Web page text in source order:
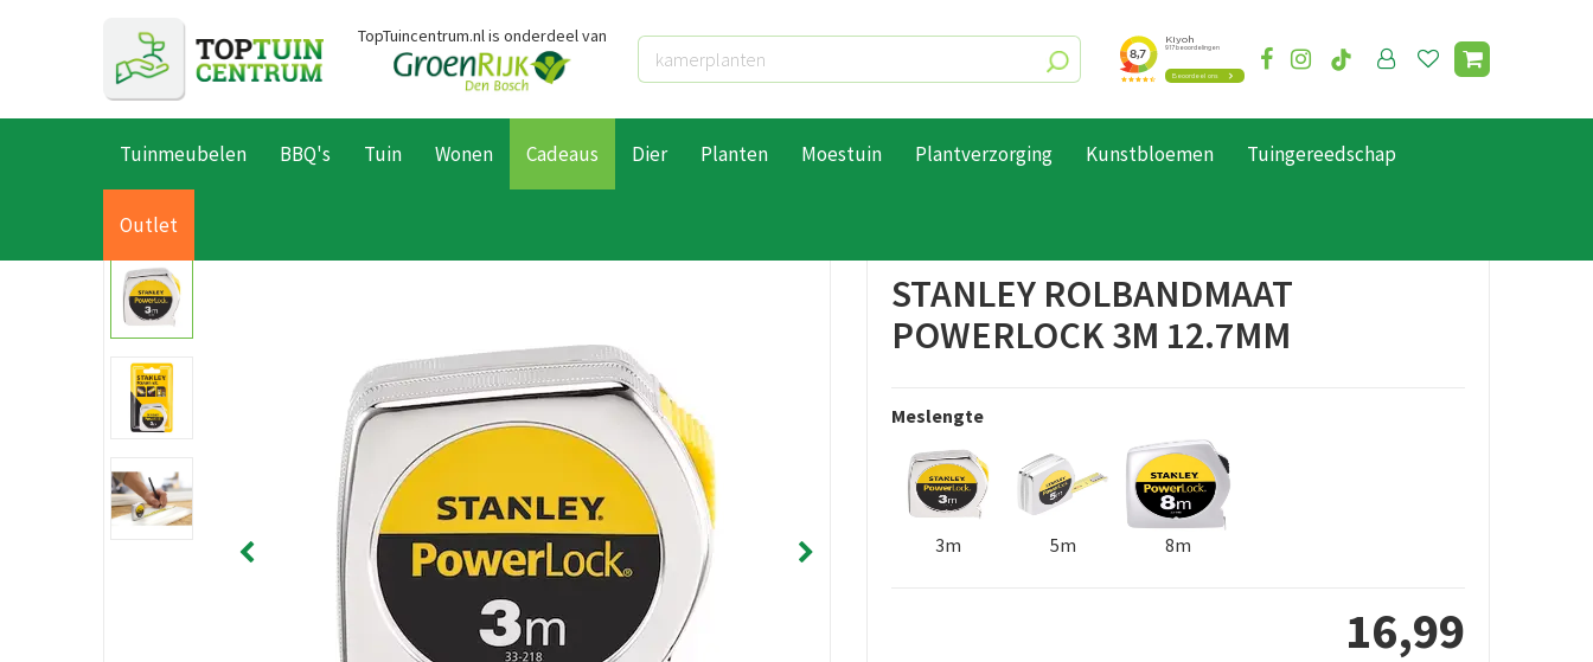
Home Producten
TopTuincentrum.nl is onderdeel van
Tuinmeubelen BBQ's Tuin Wonen Cadeaus Dier Planten Moestuin Plantverzorging Kunstbloemen Tuingereedschap
Outlet
STANLEY ROLBANDMAAT
POWERLOCK 3M 12.7MM
Meslengte
3m 5m 8m
16,99